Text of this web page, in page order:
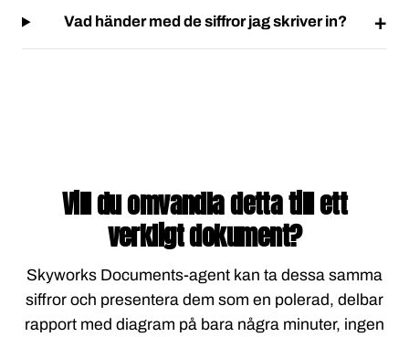
Vad händer med de siffror jag skriver in?
Vill du omvandla detta till ett
verkligt dokument?
Skyworks Documents-agent kan ta dessa samma
siffror och presentera dem som en polerad, delbar
rapport med diagram på bara några minuter, ingen